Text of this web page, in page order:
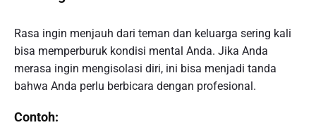
Rasa ingin menjauh dari teman dan keluarga sering kali
bisa memperburuk kondisi mental Anda. Jika Anda
merasa ingin mengisolasi diri, ini bisa menjadi tanda
bahwa Anda perlu berbicara dengan profesional.
Contoh: